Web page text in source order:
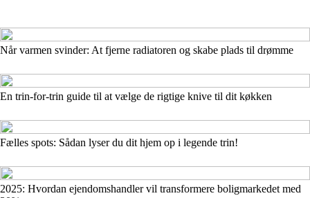
Når varmen svinder: At fjerne radiatoren og skabe plads til drømme
En trin-for-trin guide til at vælge de rigtige knive til dit køkken
Fælles spots: Sådan lyser du dit hjem op i legende trin!
2025: Hvordan ejendomshandler vil transformere boligmarkedet med